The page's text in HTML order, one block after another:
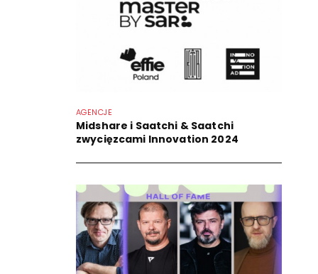
AGENCJE
Midshare i Saatchi & Saatchi
zwycięzcami Innovation 2024